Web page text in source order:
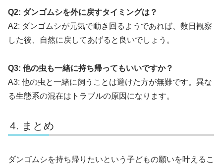
Q2: ダンゴムシを外に戻すタイミングは？
A2: ダンゴムシが元気で動き回るようであれば、数日観察
した後、自然に戻してあげると良いでしょう。
Q3: 他の虫も一緒に持ち帰ってもいいですか？
A3: 他の虫と一緒に飼うことは避けた方が無難です。異な
る生態系の混在はトラブルの原因になります。
まとめ
ダンゴムシを持ち帰りたいという子どもの願いを叶えるこ